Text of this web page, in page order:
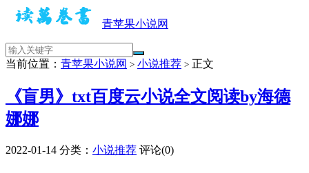
青苹果小说网
当前位置： 青苹果小说网 > 小说推荐 > 正文
《盲男》txt百度云小说全文阅读by海德
娜娜
2022-01-14 分类： 小说推荐 评论(0)